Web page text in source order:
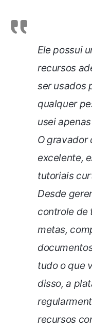
Ele possui
recursos
ser usados
qualquer
usei
O gravador
excelente,
tutoriais
Desde
controle de
metas,
tudo o que
disso, a
recursos